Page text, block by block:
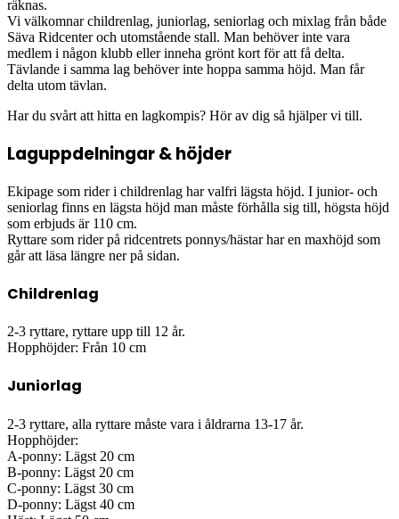
räknas.
Vi välkomnar childrenlag, juniorlag, seniorlag och mixlag från både
Säva Ridcenter och utomstående stall. Man behöver inte vara
medlem i någon klubb eller inneha grönt kort för att få delta.
Tävlande i samma lag behöver inte hoppa samma höjd. Man får
delta utom tävlan.
Har du svårt att hitta en lagkompis? Hör av dig så hjälper vi till.
Laguppdelningar & höjder
Ekipage som rider i childrenlag har valfri lägsta höjd. I junior- och
seniorlag finns en lägsta höjd man måste förhålla sig till, högsta höjd
som erbjuds är 110 cm.
Ryttare som rider på ridcentrets ponnys/hästar har en maxhöjd som
går att läsa längre ner på sidan.
Childrenlag
2-3 ryttare, ryttare upp till 12 år.
Hopphöjder: Från 10 cm
Juniorlag
2-3 ryttare, alla ryttare måste vara i åldrarna 13-17 år.
Hopphöjder:
A-ponny: Lägst 20 cm
B-ponny: Lägst 20 cm
C-ponny: Lägst 30 cm
D-ponny: Lägst 40 cm